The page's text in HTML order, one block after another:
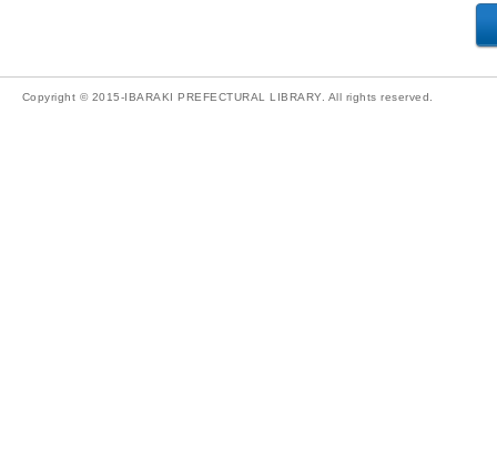
Copyright © 2015-IBARAKI PREFECTURAL LIBRARY. All rights reserved.